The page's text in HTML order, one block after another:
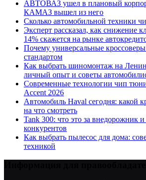
АВТОВАЗ ушел в плановый
КАМАЗ вышел из него
Сколько автомобильной техники
Эксперт рассказал, как снижение
14% скажется на рынке
Почему универсальные
стандартом
Как выбрать шиномонтаж на
личный опыт и советы
Современные технологии чип
Accent 2026
Автомобиль Haval сегодня: какой
на что смотреть
Tank 300: что это за внедорожник
конкурентов
Как выбрать пылесос для дома:
техникой